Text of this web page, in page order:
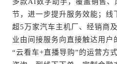
节，进一步提升服务效能；线
超5万家汽车主机厂、经销商
业由间接服务向直接触达用户
“云看车+直播导购”的运营方